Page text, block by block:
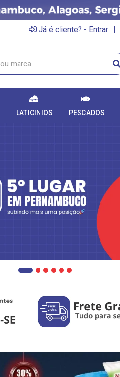
Já é cliente? - Entrar |
LATICINIOS PESCADOS